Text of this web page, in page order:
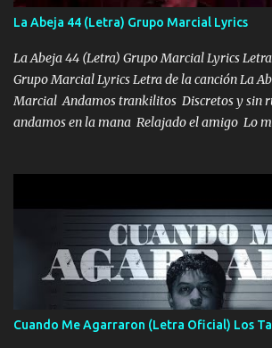
llega para reunirme contigo, tu iluminas mi
serás mi niño, del amor que yo te tengo es co...
La Abeja 44 (Letra) Grupo Marcial Lyrics
La Abeja 44 (Letra) Grupo Marcial Lyrics
Grupo Marcial Lyrics Letra de la canción La
Marcial Andamos trankilitos Discretos y sin
andamos en la mana Relajado el amigo Lo
coronamos Se jala los marciales Y sus
Un gallardo me prendo Para agarrar el vuelo
tranquilizando Tomense un buen trago Y así
los versos que voy cantando (Music) A vido
se atora Pero nunca le aflojamos Ya me han
aunque ustedes no sepan Pero la vida es muy
echarle chingazos Y seguir trabajando porque
Cuando Me Agarraron (Letra Oficial) Los